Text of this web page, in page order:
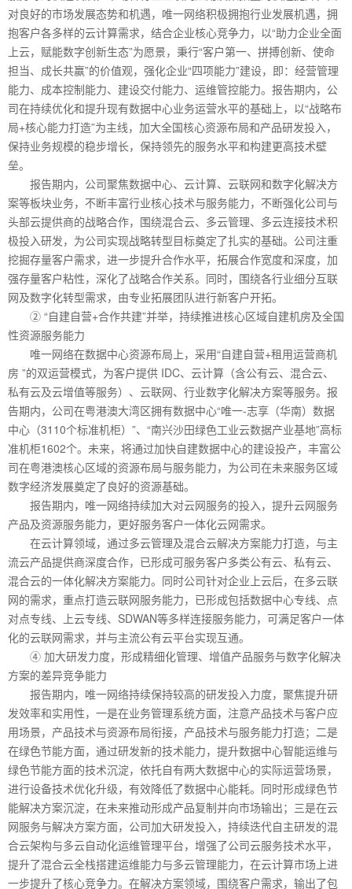
对良好的市场发展态势和机遇，唯一网络积极拥抱行业发展机遇，拥
抱客户各多样的云计算需求，结合企业核心竞争力，以“助力企业全面
上云，赋能数字创新生态”为愿景，秉行“客户第一、拼搏创新、使命
担当、成长共赢”的价值观，强化企业“四项能力”建设，即：经营管理
能力、成本控制能力、建设交付能力、运维管控能力。报告期内，公
司在持续优化和提升现有数据中心业务运营水平的基础上，以“战略布
局+核心能力打造”为主线，加大全国核心资源布局和产品研发投入，
保持业务规模的稳步增长，保持领先的服务水平和构建更高技术壁
垒。
报告期内，公司聚焦数据中心、云计算、云联网和数字化解决方
案等板块业务，不断丰富行业核心技术与服务能力，不断强化公司与
头部云提供商的战略合作，围绕混合云、多云管理、多云连接技术积
极投入研发，为公司实现战略转型目标奠定了扎实的基础。公司注重
挖掘存量客户需求，进一步提升合作水平，拓展合作宽度和深度，加
强存量客户粘性，深化了战略合作关系。同时，围绕各行业细分互联
网及数字化转型需求，由专业拓展团队进行新客户开拓。
② “自建自营+合作共建”并举，持续推进核心区域自建机房及全国
性资源服务能力
唯一网络在数据中心资源布局上，采用“自建自营+租用运营商机
房 ”的双运营模式，为客户提供 IDC、云计算（含公有云、混合云、
私有云及云增值等服务）、云联网、行业数字化解决方案等服务。报
告期内，公司在粤港澳大湾区拥有数据中心“唯一-志享（华南）数据
中心（3110个标准机柜）”、“南兴沙田绿色工业云数据产业基地”高标
准机柜1602个。未来，将通过加快自建数据中心的建设投产，丰富公
司在粤港澳核心区域的资源布局与服务能力，为公司在未来服务区域
数字经济发展奠定了良好的资源基础。
报告期内，唯一网络持续加大对云网服务的投入，提升云网服务
产品及资源服务能力，更好服务客户一体化云网需求。
在云计算领域，通过多云管理及混合云解决方案能力打造，与主
流云产品提供商深度合作，已形成可服务客户多类公有云、私有云、
混合云的一体化解决方案能力。同时公司针对企业上云后，在多云联
网的需求，重点打造云联网服务能力，已形成包括数据中心专线、点
对点专线、上云专线、SDWAN等多样连接服务能力，可满足客户一体
化的云联网需求，并与主流公有云平台实现互通。
④ 加大研发力度，形成精细化管理、增值产品服务与数字化解决
方案的差异竞争能力
报告期内，唯一网络持续保持较高的研发投入力度，聚焦提升研
发效率和实用性，一是在业务管理系统方面，注意产品技术与客户应
用场景，产品技术与资源布局衔接，产品技术与服务能力打造；二是
在绿色节能方面，通过研发新的技术能力，提升数据中心智能运维与
绿色节能方面的技术沉淀，依托自有两大数据中心的实际运营场景，
进行设备技术优化升级，有效降低了数据中心能耗。同时形成绿色节
能解决方案沉淀，在未来推动形成产品复制并向市场输出；三是在云
网服务与解决方案方面，公司加大研发投入，持续迭代自主研发的混
合云架构与多云自动化运维管理平台，增强了公司云服务技术水平，
提升了混合云全栈搭建运维能力与多云管理能力，在云计算市场上进
一步提升了核心竞争力。在解决方案领域，围绕客户需求，输出了包